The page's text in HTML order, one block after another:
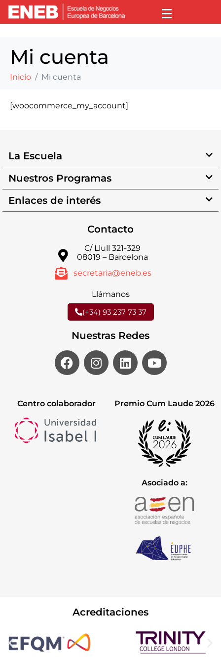
Mi cuenta
Inicio Mi cuenta
[woocommerce_my_account]
La Escuela
Nuestros Programas
Enlaces de interés
Contacto
C/ Llull 321-329
08019 – Barcelona
secretaria@eneb.es
Llámanos
(+34) 93 237 73 37
Nuestras Redes
Centro colaborador Premio Cum Laude 2026
Asociado a:
Acreditaciones